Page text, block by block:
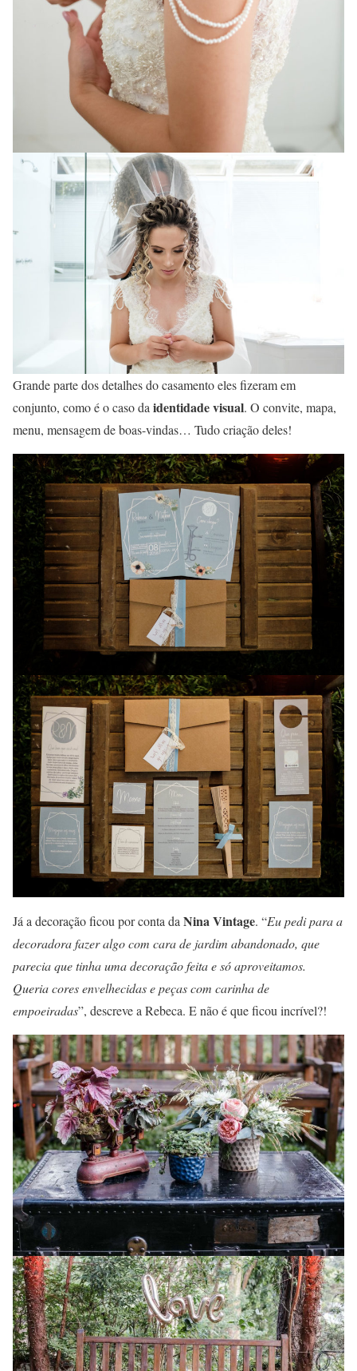
Grande parte dos detalhes do casamento eles fizeram em
conjunto, como é o caso da identidade visual. O convite, mapa,
menu, mensagem de boas-vindas… Tudo criação deles!
Já a decoração ficou por conta da Nina Vintage. “Eu pedi para a
decoradora fazer algo com cara de jardim abandonado, que
parecia que tinha uma decoração feita e só aproveitamos.
Queria cores envelhecidas e peças com carinha de
empoeiradas”, descreve a Rebeca. E não é que ficou incrível?!